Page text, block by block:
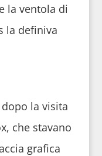
la ventola di
la definiva
la visita
che stavano
grafica